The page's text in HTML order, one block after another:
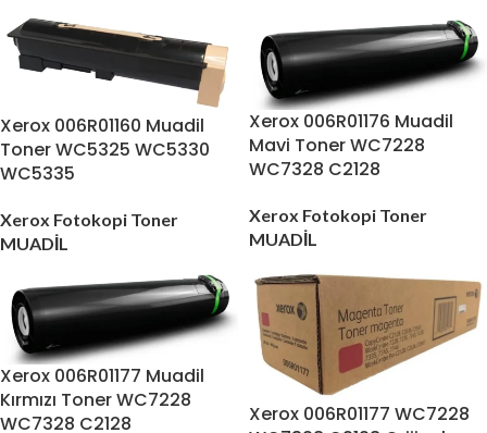
Xerox 006R01160 Muadil
Toner WC5325 WC5330
WC5335
Xerox Fotokopi Toner
MUADİL
Xerox 006R01176 Muadil
Mavi Toner WC7228
WC7328 C2128
Xerox Fotokopi Toner
MUADİL
Xerox 006R01177 Muadil
Kırmızı Toner WC7228
WC7328 C2128
Xerox 006R01177 WC7228